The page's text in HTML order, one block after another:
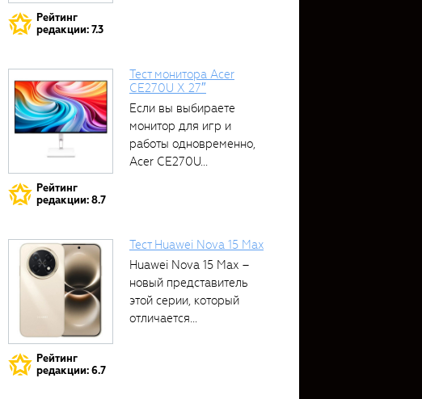
Рейтинг
редакции: 7.3
Рейтинг
редакции: 8.7
Тест монитора Acer
CE270U X 27″
Если вы выбираете
монитор для игр и
работы одновременно,
Acer CE270U...
Рейтинг
редакции: 6.7
Тест Huawei Nova 15 Max
Huawei Nova 15 Max –
новый представитель
этой серии, который
отличается...